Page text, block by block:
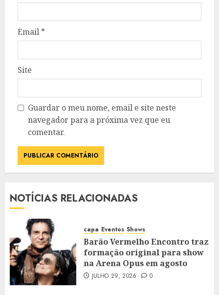
Email *
Site
Guardar o meu nome, email e site neste
navegador para a próxima vez que eu
comentar.
NOTÍCIAS RELACIONADAS
capa Eventos Shows
Barão Vermelho Encontro traz
formação original para show
na Arena Opus em agosto
JULHO 29, 2026 0